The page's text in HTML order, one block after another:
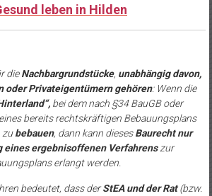
leben in Hilden
dieNachbargrundstücke, unabhängig davon,
oder Privateigentümern gehören: Wenn die
bei dem nach §34 BauGB oder
bereits rechtskräftigen Bebauungsplans
zubebauen, dann kann diesesBaurecht nur
eines ergebnisoffenen Verfahrenszur
erlangt werden.
bedeutet, dass derStEA und der Rat(bzw.